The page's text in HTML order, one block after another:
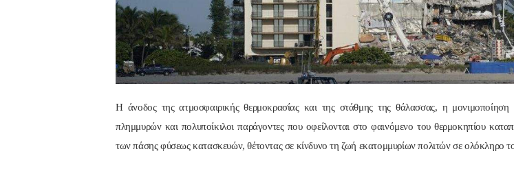
Η άνοδος της ατμοσφαιρικής θερμοκρασίας και της στάθμης της θάλασσας, η
πλημμυρών και πολυποίκιλοι παράγοντες που οφείλονται στο φαινόμενο του θερμοκηπίου
των πάσης φύσεως κατασκευών, θέτοντας σε κίνδυνο τη ζωή εκατομμυρίων πολιτών σε ολόκληρο